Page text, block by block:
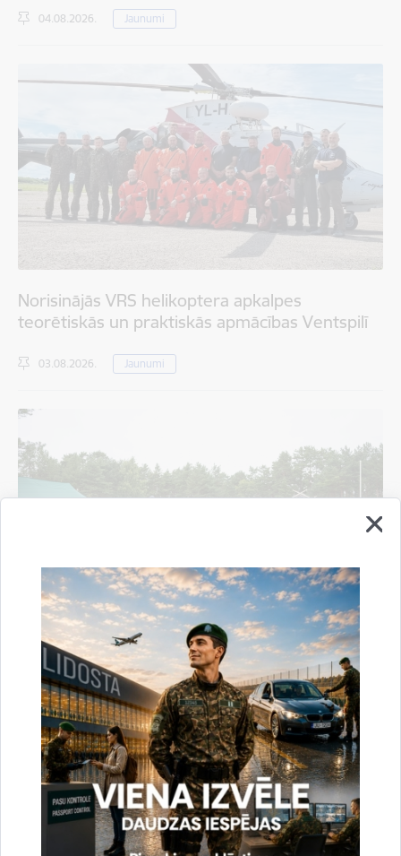
04.08.2026. Jaunumi
Norisinājās VRS helikoptera apkalpes
teorētiskās un praktiskās apmācības Ventspilī
03.08.2026. Jaunumi
Valsts robežsardze aizvada XXII Sporta sezonas
noslēguma sacensības
04.08.2026. Sports